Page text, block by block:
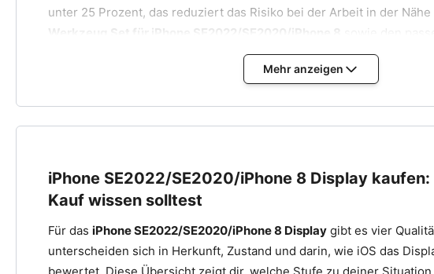
unter 25 Prozent, das reduziert das Risiko bei der Arbeit in der
Werkzeug Set für iPhone SE2022/SE2020/iPhone 8
sowie den
bereit. DerKlebefilmsorgt dafür, dass dein
Display ausbauen
Display mit dem Hebelwerkzeug an der Unterkante vorsichtig
Clips gehalten, keine Gewalt verwenden.
noch verbunden.
Die drei Schrauben der Steckverbinder-Abdeckung lösen und die
Mehr anzeigen
iPhone SE2022/SE2020/iPhone 8 Display
Kauf wissen solltest
Für das iPhone SE2022/SE2020/iPhone 8 Display gibt es vier
unterscheiden sich in Herkunft, Zustand und darin, wie iOS das